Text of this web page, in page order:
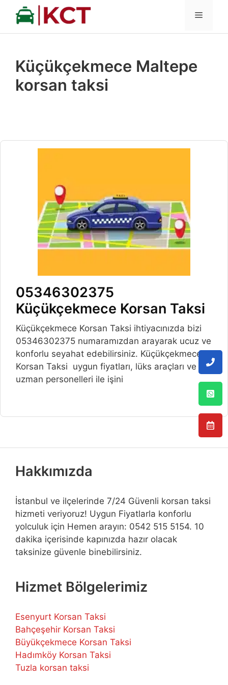
İçeriğe
MENÜ
Küçükçekmece Maltepe
korsan taksi
05346302375
Küçükçekmece Korsan Taksi
Küçükçekmece Korsan Taksi ihtiyacınızda bizi
05346302375 numaramızdan arayarak ucuz ve
konforlu seyahat edebilirsiniz. Küçükçekmece
Korsan Taksi uygun fiyatları, lüks araçları ve
uzman personelleri ile işini
Hakkımızda
İstanbul ve ilçelerinde 7/24 Güvenli korsan taksi
hizmeti veriyoruz! Uygun Fiyatlarla konforlu
yolculuk için Hemen arayın: 0542 515 5154. 10
dakika içerisinde kapınızda hazır olacak
taksinize güvenle binebilirsiniz.
Hizmet Bölgelerimiz
Esenyurt Korsan Taksi
Bahçeşehir Korsan Taksi
Büyükçekmece Korsan Taksi
Hadımköy Korsan Taksi
Tuzla korsan taksi